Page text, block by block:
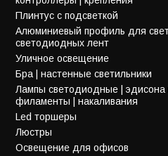
Плинтус с подсветкой
Алюминиевый профиль для
светодиодных лент
Уличное освещение
Бра | настенные светильники
Лампы светодиодные | эдисона
филаменты | накаливания
Led торшеры
Люстры
Освещение для офисов